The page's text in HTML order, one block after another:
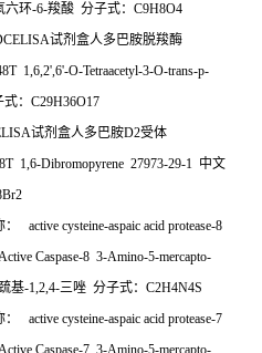
六环-6-羧酸 分子式： C9H8O4
试剂盒人多巴胺脱羧酶
1,6,2',6'-O-Tetraacetyl-3-O-trans-p-
： C29H36O17
试剂盒人多巴胺D2受体
1,6-Dibromopyrene 27973-29-1 中文
active cysteine-aspaic acid protease-8
Caspase-8 3-Amino-5-mercapto-
基-1,2,4-三唑 分子式： C2H4N4S
active cysteine-aspaic acid protease-7
Caspase-7 3-Amino-5-mercapto-